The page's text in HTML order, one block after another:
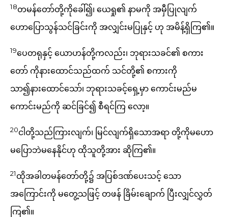
18တမန်တော်တို့ကိုခေါ်၍၊ ယေရှု၏ နာမကို အမှီပြုလျက်
ဟောပြောသွန်သင်ခြင်းကို အလျှင်းမပြုနှင့် ဟု အမိန့်ရှိကြ၏။
19ပေတရုနှင့် ယောဟန်တို့ကလည်း၊ ဘုရားသခင်၏ စကား
တော် ကိုနားထောင်သည်ထက် သင်တို့၏ စကားကို
သာ၍နားထောင်သော်၊ ဘုရားသခင့်ရှေ့မှာ ကောင်းမည်မ
ကောင်းမည်ကို ဆင်ခြင်၍ စီရင်ကြ လော့။
20ငါတို့သည်ကြားလျက်၊ မြင်လျက်ရှိသောအရာ တို့ကိုမဟော
မပြောဘဲမနေနိုင်ဟု ထိုသူတို့အား ဆိုကြ၏။
21ထိုအခါတမန်တော်တို့၌ အပြစ်ဒဏ်ပေးသင့် သော
အကြောင်းကို မတွေ့သဖြင့် တဖန် ခြိမ်းချောက် ပြီးလျှင်လွှတ်
ကြ၏။